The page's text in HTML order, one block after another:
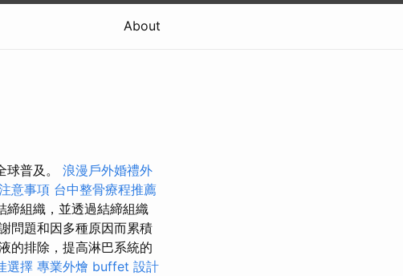
About
普及。 浪漫戶外婚禮外
意事項 台中整骨療程推薦
締組織，並透過結締組織
問題和因多種原因而累積
的排除，提高淋巴系統的
選擇 專業外燴 buffet 設計